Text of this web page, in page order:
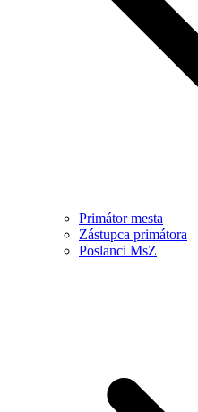
Primátor mesta
Zástupca primátora
Poslanci MsZ